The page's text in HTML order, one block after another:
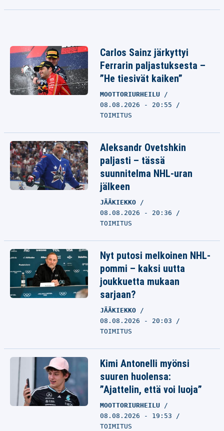
Carlos Sainz järkyttyi
Ferrarin paljastuksesta –
”He tiesivät kaiken”
MOOTTORIURHEILU
08.08.2026 - 20:55
TOIMITUS
Aleksandr Ovetshkin
paljasti – tässä
suunnitelma NHL-uran
jälkeen
JÄÄKIEKKO
08.08.2026 - 20:36
TOIMITUS
Nyt putosi melkoinen NHL-
pommi – kaksi uutta
joukkuetta mukaan
sarjaan?
JÄÄKIEKKO
08.08.2026 - 20:03
TOIMITUS
Kimi Antonelli myönsi
suuren huolensa:
”Ajattelin, että voi luoja”
MOOTTORIURHEILU
08.08.2026 - 19:53
TOIMITUS